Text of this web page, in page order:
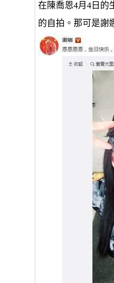
在陳喬恩4月4日的
的自拍。那可是謝